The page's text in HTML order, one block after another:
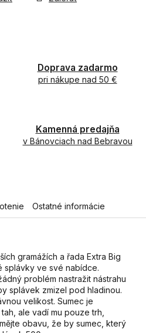
Doprava zadarmo
pri nákupe nad 50 €
Kamenná predajňa
v Bánovciach nad Bebravou
Ostatné informácie
gramážích a řada Extra Big
splávky ve své nabídce.
problém nastražit nástrahu
splávek zmizel pod hladinou.
velikost. Sumec je
ale vadí mu pouze trh,
obavu, že by sumec, který